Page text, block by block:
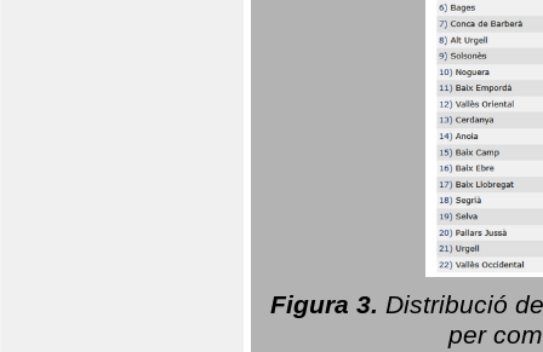
Figura 3. Distribució
per